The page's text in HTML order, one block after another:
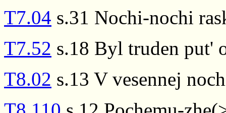
T7.04 s.31 Nochi-nochi
T7.52 s.18 Byl truden put'
T8.02 s.13 V vesennej